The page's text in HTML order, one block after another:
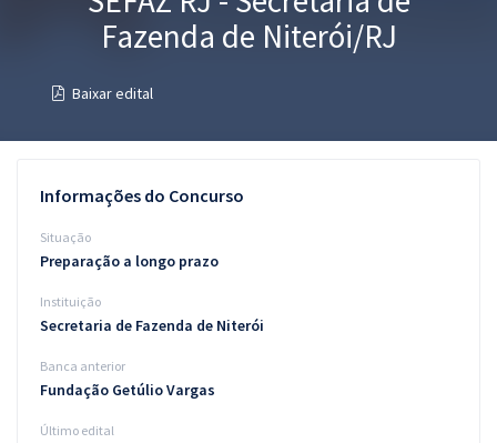
Graduação
Questões grátis
Conteúdo gratuito
Aprovados
Atendimento
Fazenda de Niterói/RJ
Baixar edital
Informações do Concurso
Situação
Preparação a longo prazo
Instituição
Secretaria de Fazenda de Niterói
Banca anterior
Fundação Getúlio Vargas
Último edital